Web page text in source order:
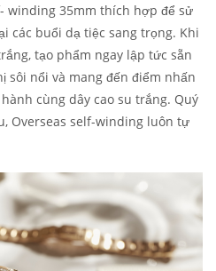
winding 35mm thích hợp để sử
các buổi dạ tiệc sang trọng. Khi
tạo phẩm ngay lập tức sẵn
sôi nổi và mang đến điểm nhấn
cùng dây cao su trắng. Quý
Overseas self-winding luôn tự